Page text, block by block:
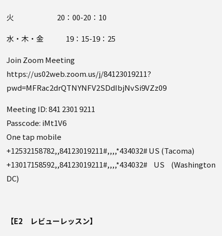
火 20：00-20：10
水・木・金 19：15-19：25
Join Zoom Meeting
https://us02web.zoom.us/j/84123019211?
pwd=MFRac2drQTNYNFV2SDdIbjNvSi9VZz09
Meeting ID: 841 2301 9211
Passcode: iMt1V6
One tap mobile
+12532158782,,84123019211#,,,,*434032# US (Tacoma)
+13017158592,,84123019211#,,,,*434032# US (Washington
DC)
【E2 レビューレッスン】